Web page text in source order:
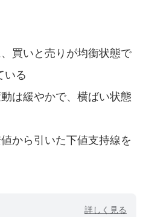
買いと売りが均衡状態で
いる
は緩やかで、横ばい状態
から引いた下値支持線を
詳しく見る